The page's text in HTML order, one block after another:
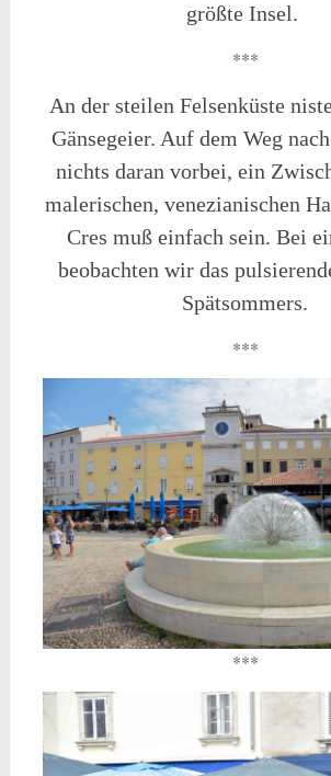
größte Insel.
***
An der steilen Felsenküste
Gänsegeier. Auf dem Weg
nichts daran vorbei, ein
malerischen, venezianischen
Cres muß einfach sein. Bei
beobachten wir das
Spätsommers.
***
***